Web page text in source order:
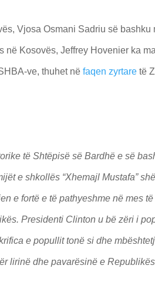
Vjosa Osmani Sadriu së bashku
në Kosovës, Jeffrey Hovenier ka
ve, thuhet në faqen zyrtare të
të Shtëpisë së Bardhë e së
e shkollës “Xhemajl Mustafa”
e fortë e të pathyeshme në mes
Presidenti Clinton u bë zëri i
e popullit tonë si dhe
lirinë dhe pavarësinë e Republikës